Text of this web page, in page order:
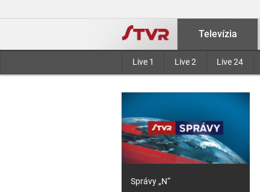
Televízia
Live 1 Live 2 Live 24
Správy „N“